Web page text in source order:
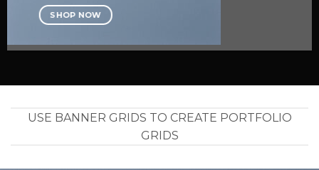
SHOP NOW
USE BANNER GRIDS TO CREATE PORTFOLIO
GRIDS